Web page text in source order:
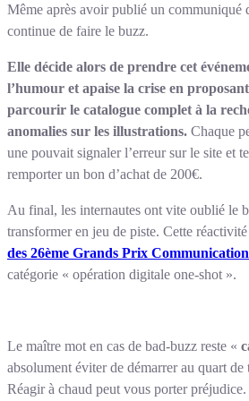
Même après avoir publié un communiqué
continue de faire le buzz.
Elle décide alors de prendre cet
l’humour et apaise la crise en
parcourir le catalogue complet à la
anomalies sur les illustrations. Chaque
une pouvait signaler l’erreur sur le site et
remporter un bon d’achat de 200€.
Au final, les internautes ont vite oublié le
transformer en jeu de piste. Cette
des 26ème Grands Prix
catégorie « opération digitale one-shot ».
Le maître mot en cas de bad-buzz reste «
absolument éviter de démarrer au quart de
Réagir à chaud peut vous porter préjudice.